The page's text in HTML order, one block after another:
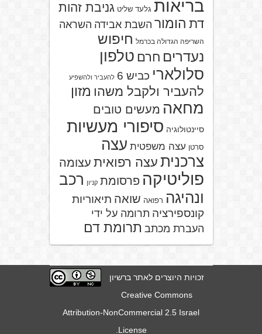
בריאות גלעד שליט גניבת זהות
דת הומור השבת אבידה השראה
השריפה הגדולה בכרמל חיפוש
נעדרים חרם טלפון
סלולארי כביש 6 להעביר ולהשפיע
להעביר ולקבל משהו מזון
מחאה מעשים טובים
סיינטולוגיה סיפורי מעשיות
סרטן עצה משפטית עצה
צרכנית עצה רפואית עצומה
פוליטיקה פרסומת קניון רכב
ונהיגה רפואה שואה תיאוריות
קונספירציה תרומה על ידי
העברת מכתב תרומת דם
זכויות היוצרים לאתר ברשיון
Creative Commons
Attribution-NonCommercial 2.5 Israel
License